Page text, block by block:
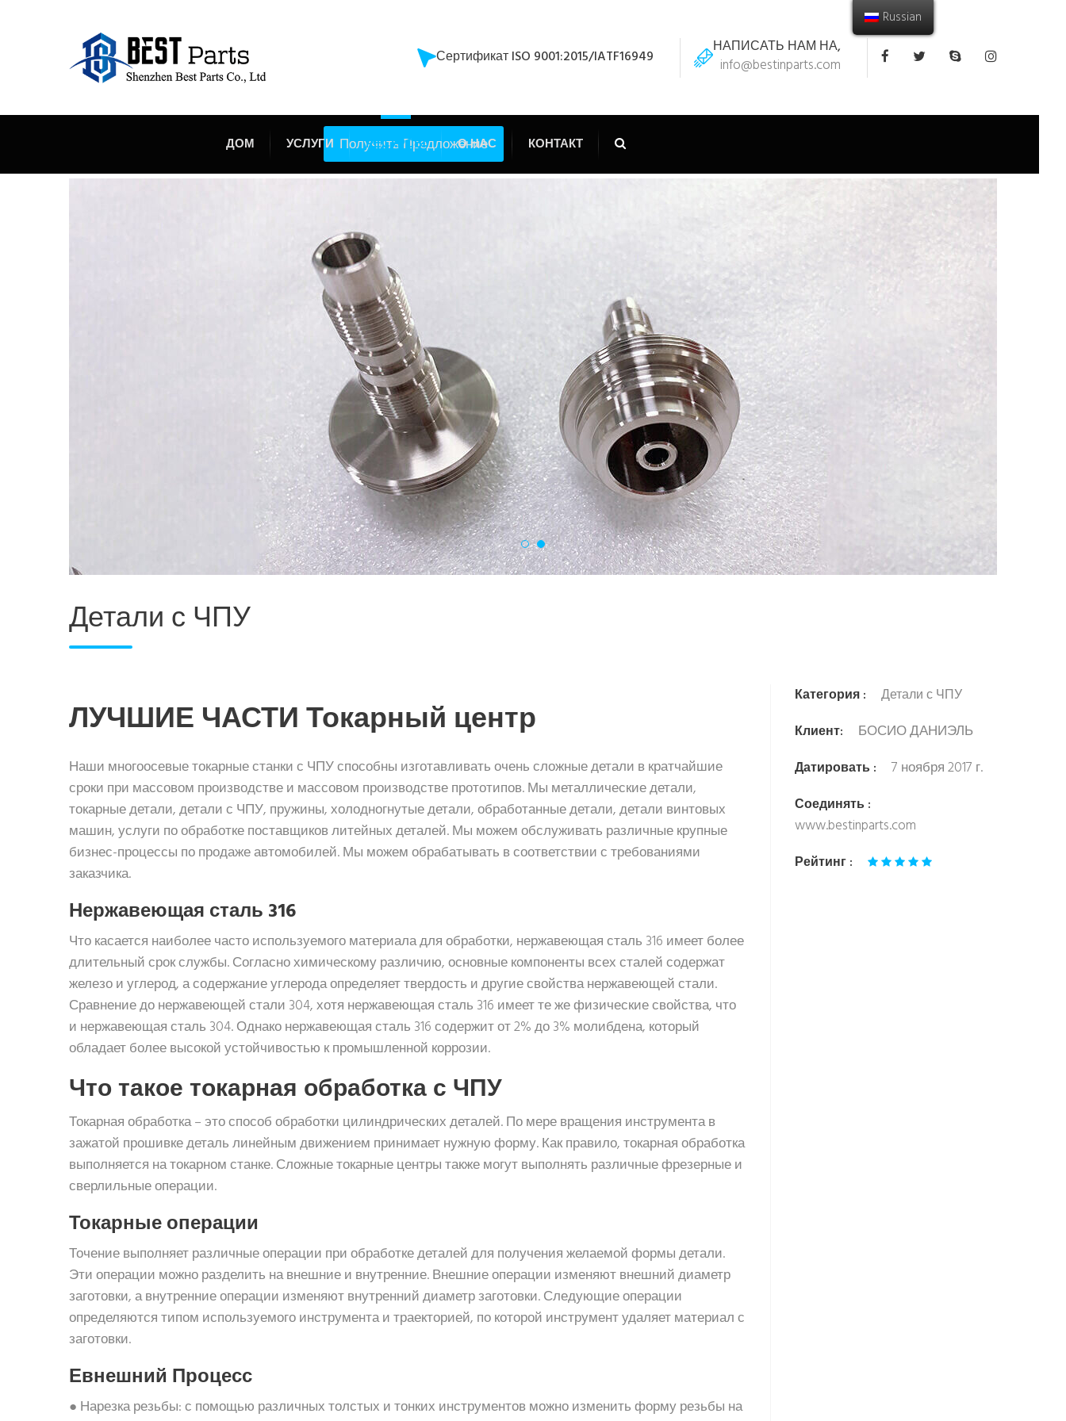
НАПИСАТЬ НАМ НА,
info@bestinparts.com
Сертификат ISO 9001:2015/IATF16949
ДОМ УСЛУГИ
ШВЕЙЦАРСКАЯ Обработка
С ЧПУ
РЕСУРСЫ
ЧПУ
Деталей С ЧПУ
Автомобильного Комплекса
Сложные Фрезерованные
Детали С ЧПУ
Деталей Из Алюминиевого
Какие Виды Прецизионных
Деталей Можно
Обрабатывать В
ЧПУ
Как Осторожно Избегать
Столкновения Ножей При
Программировании
Обрабатывающего Центра С
ЧПУ
Аэрокосмическая
Промышленность
О НАС КОНТАКТ
Получить Предложение
Детали с ЧПУ
ЛУЧШИЕ ЧАСТИ Токарный центр
Наши многоосевые токарные станки с ЧПУ способны изготавливать очень сложные детали в кратчайшие
сроки при массовом производстве и массовом производстве прототипов. Мы металлические детали,
токарные детали, детали с ЧПУ, пружины, холодногнутые детали, обработанные детали, детали винтовых
машин, услуги по обработке поставщиков литейных деталей. Мы можем обслуживать различные крупные
бизнес-процессы по продаже автомобилей. Мы можем обрабатывать в соответствии с требованиями
заказчика.
Нержавеющая сталь 316
Что касается наиболее часто используемого материала для обработки, нержавеющая сталь 316 имеет более
длительный срок службы. Согласно химическому различию, основные компоненты всех сталей содержат
железо и углерод, а содержание углерода определяет твердость и другие свойства нержавеющей стали.
Сравнение до нержавеющей стали 304, хотя нержавеющая сталь 316 имеет те же физические свойства, что
и нержавеющая сталь 304. Однако нержавеющая сталь 316 содержит от 2% до 3% молибдена, который
обладает более высокой устойчивостью к промышленной коррозии.
Что такое токарная обработка с ЧПУ
Токарная обработка – это способ обработки цилиндрических деталей. По мере вращения инструмента в
зажатой прошивке деталь линейным движением принимает нужную форму. Как правило, токарная обработка
выполняется на токарном станке. Сложные токарные центры также могут выполнять различные фрезерные и
сверлильные операции.
Токарные операции
Точение выполняет различные операции при обработке деталей для получения желаемой формы детали.
Эти операции можно разделить на внешние и внутренние. Внешние операции изменяют внешний диаметр
заготовки, а внутренние операции изменяют внутренний диаметр заготовки. Следующие операции
определяются типом используемого инструмента и траекторией, по которой инструмент удаляет материал с
заготовки.
Евнешний Процесс
● Нарезка резьбы: с помощью различных толстых и тонких инструментов можно изменить форму резьбы на
Категория :
Детали с ЧПУ
Клиент:
БОСИО ДАНИЭЛЬ
Датировать : 7 ноября 2017 г.
Соединять :
www.bestinparts.com
Рейтинг :
Russian
Получить Предложение